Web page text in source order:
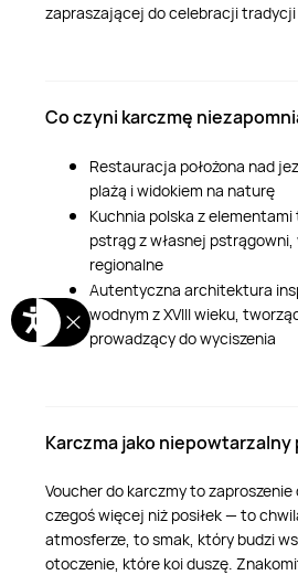
zapraszającej do celebracji
Co czyni karczmę
Restauracja położona nad
plażą i widokiem na naturę
Kuchnia polska z
pstrąg z własnej
regionalne
Autentyczna architektura
wodnym z XVIII wieku,
prowadzący do wyciszenia
Karczma jako
Voucher do karczmy to
czegoś więcej niż posiłek — to
atmosferze, to smak, który budzi
otoczenie, które koi duszę.